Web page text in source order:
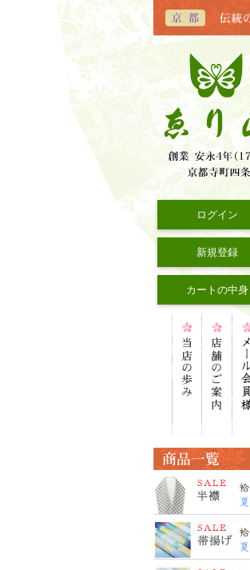
ログイン
新規登録
カートの中身